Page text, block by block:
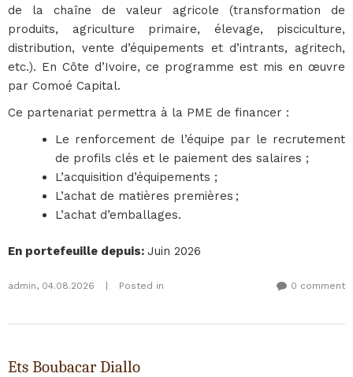
de la chaîne de valeur agricole (transformation de
produits, agriculture primaire, élevage, pisciculture,
distribution, vente d’équipements et d’intrants, agritech,
etc.). En Côte d’Ivoire, ce programme est mis en œuvre
par Comoé Capital.
Ce partenariat permettra à la PME de financer :
Le renforcement de l’équipe par le recrutement
de profils clés et le paiement des salaires ;
L’acquisition d’équipements ;
L’achat de matières premières ;
L’achat d’emballages.
En portefeuille depuis: Juin 2026
admin, 04.08.2026 Posted in 0 comment
Ets Boubacar Diallo